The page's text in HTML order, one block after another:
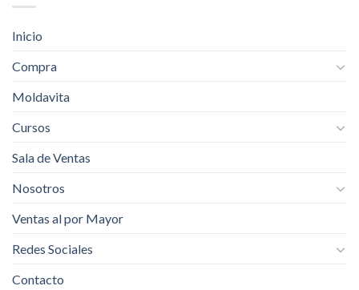
Inicio
Compra
Moldavita
Cursos
Sala de Ventas
Nosotros
Ventas al por Mayor
Redes Sociales
Contacto